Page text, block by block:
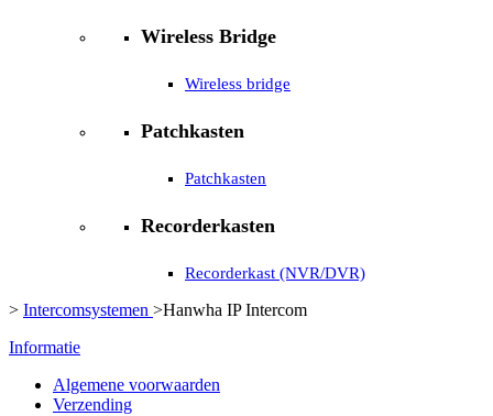
Wireless Bridge
Wireless bridge
Patchkasten
Patchkasten
Recorderkasten
Recorderkast (NVR/DVR)
> Intercomsystemen >Hanwha IP Intercom
Informatie
Algemene voorwaarden
Verzending